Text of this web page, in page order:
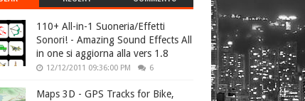
110+ All-in-1 Suoneria/Effetti
Sonori! - Amazing Sound Effects All
in one si aggiorna alla vers 1.8
12/12/2011 09:36:00 PM 6
Maps 3D - GPS Tracks for Bike,